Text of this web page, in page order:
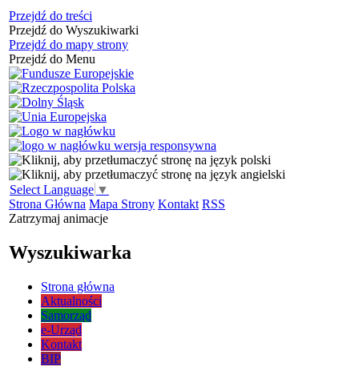
Przejdź do treści
Przejdź do Wyszukiwarki
Przejdź do mapy strony
Przejdź do Menu
Select Language ▼
Strona Główna Mapa Strony Kontakt RSS
Zatrzymaj animacje
Wyszukiwarka
Strona główna
Aktualności
Samorząd
e-Urząd
Kontakt
BIP